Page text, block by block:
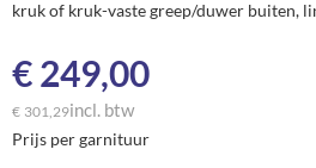
kruk of kruk-vaste greep/duwer buiten,
€249,00
€ 301,29incl. btw
Prijs per garnituur